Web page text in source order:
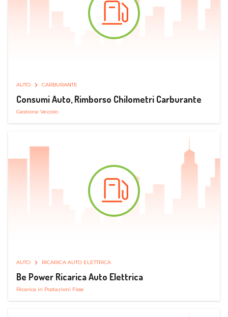
AUTO CARBURANTE
Consumi Auto, Rimborso Chilometri Carburante
Gestione Veicolo
AUTO RICARICA AUTO ELETTRICA
Be Power Ricarica Auto Elettrica
Ricarica in Postazioni Fisse